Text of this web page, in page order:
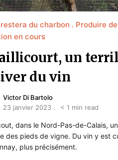
du charbon
Produire
en cours
un
du vin
Victor Di Bartolo
23 janvier 2023
< 1 min read
dans le Nord-Pas-de-Calais,
des pieds de vigne. Du vin y est
plus précisément.